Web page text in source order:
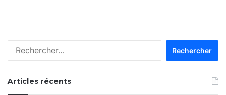
Articles récents